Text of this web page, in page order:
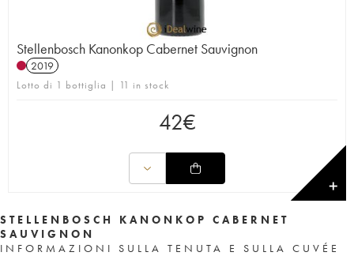
Stellenbosch Kanonkop Cabernet Sauvignon
2019
Lotto di 1 bottiglia | 11 in stock
42€
✕
STELLENBOSCH KANONKOP CABERNET
SAUVIGNON
INFORMAZIONI SULLA TENUTA E SULLA CUVÉE